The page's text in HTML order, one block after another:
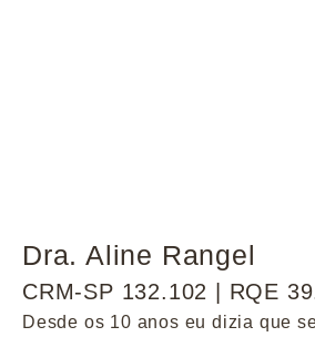
Dra. Aline Rangel
CRM-SP 132.102 | RQE
Desde os 10 anos eu dizia que